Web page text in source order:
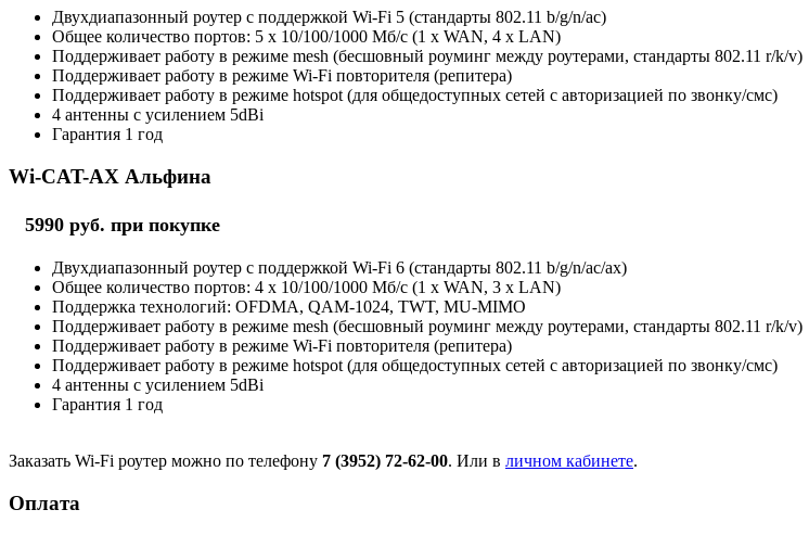
Двухдиапазонный роутер с поддержкой Wi-Fi 5 (стандарты 802.11 b/g/n/ac)
Общее количество портов: 5 х 10/100/1000 Мб/с (1 x WAN, 4 x LAN)
Поддерживает работу в режиме mesh (бесшовный роуминг между роутерами, стандарты 802.11 r/k/v)
Поддерживает работу в режиме Wi-Fi повторителя (репитера)
Поддерживает работу в режиме hotspot (для общедоступных сетей с авторизацией по звонку/смс)
4 антенны с усилением 5dBi
Гарантия 1 год
Wi-CAT-AX Альфина
5990 руб. при покупке
Двухдиапазонный роутер с поддержкой Wi-Fi 6 (стандарты 802.11 b/g/n/ac/ax)
Общее количество портов: 4 х 10/100/1000 Мб/с (1 x WAN, 3 x LAN)
Поддержка технологий: OFDMA, QAM-1024, TWT, MU-MIMO
Поддерживает работу в режиме mesh (бесшовный роуминг между роутерами, стандарты 802.11 r/k/v)
Поддерживает работу в режиме Wi-Fi повторителя (репитера)
Поддерживает работу в режиме hotspot (для общедоступных сетей с авторизацией по звонку/смс)
4 антенны с усилением 5dBi
Гарантия 1 год
Заказать Wi-Fi роутер можно по телефону 7 (3952) 72-62-00. Или в личном кабинете.
Оплата